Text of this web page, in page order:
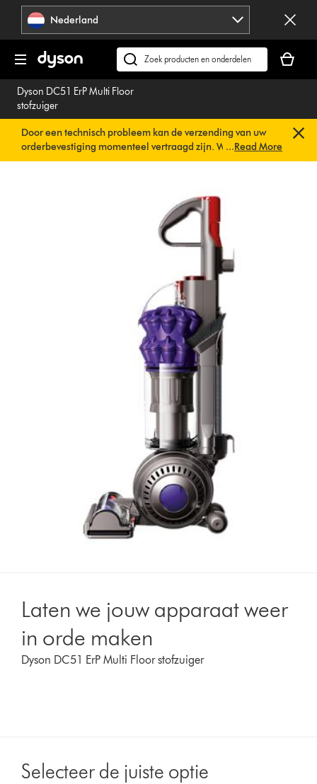
Navigatie
overslaan
Nederland
Zoek
op
dyson.nl
is
Dyson DC51 ErP Multi Floor
stofzuiger
Door een technisch probleem kan de verzending van uw
orderbevestiging momenteel vertraagd zijn. We werken al
aan een snelle oplossing.U hoeft verder niets te doen. Uw
...Read More
Laten we jouw apparaat weer
in orde maken
Dyson DC51 ErP Multi Floor stofzuiger
Selecteer de juiste optie